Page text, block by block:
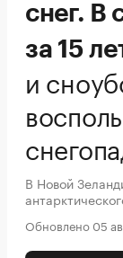
снег. В
за 15
и
В Новой
Обновлено 05